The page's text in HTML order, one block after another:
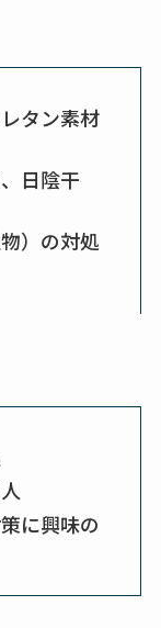
タン素材
日陰干
）の対処
に興味の